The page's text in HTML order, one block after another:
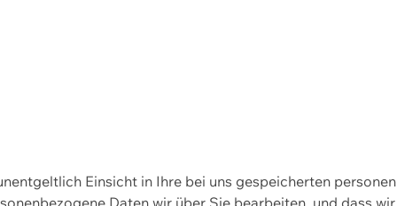
Einsicht in Ihre bei uns gespeicherten
Daten wir über Sie bearbeiten, und dass